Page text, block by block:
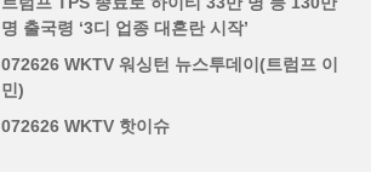
명 출국령 ‘3디 업종 대혼란 시작’
072626 WKTV 워싱턴 뉴스투데이(트럼프 이
민)
072626 WKTV 핫이슈